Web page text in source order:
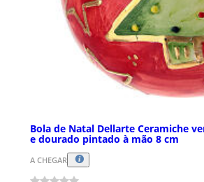
Bola de Natal Dellarte Ceramiche
e dourado pintado à mão 8 cm
A CHEGAR